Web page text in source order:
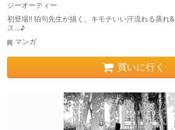
ジーオーティー
初登場!! 狛句先生が描く、キモチいい汗流れる蒸れ
ス…♪
マンガ
買いに行く